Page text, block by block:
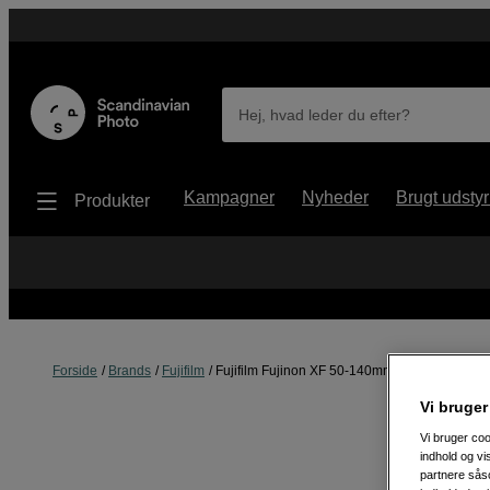
Hej, hvad leder du efter?
Produkter Kampagner Nyheder Brugt
Forside Brands Fujifilm Fujifilm Fujinon XF 50-140mm f/2,8 R LM OIS
Vi
Vi bruger
indhold og
partnere